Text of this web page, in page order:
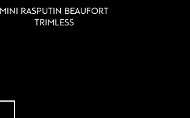
MINI RASPUTIN BEAUFORT
TRIMLESS